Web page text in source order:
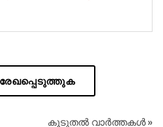
കൂടുതൽ വാർത്തകൾ »